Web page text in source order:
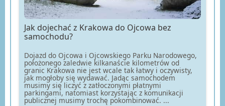
Jak dojechać z Krakowa do Ojcowa bez
samochodu?
Dojazd do Ojcowa i Ojcowskiego Parku Narodowego,
położonego zaledwie kilkanaście kilometrów od
granic Krakowa nie jest wcale tak łatwy i oczywisty,
jak mogłoby się wydawać. Jadąc samochodem
musimy się liczyć z zatłoczonymi płatnymi
parkingami, natomiast korzystając z komunikacji
publicznej musimy trochę pokombinować. ...